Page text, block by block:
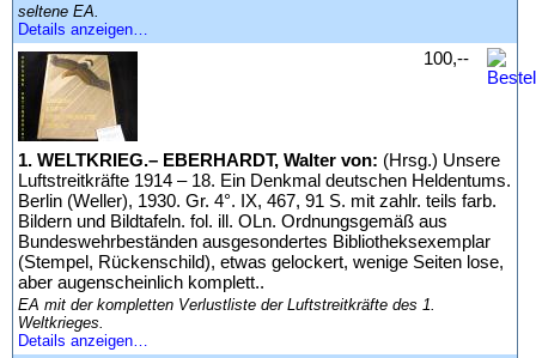
seltene EA.
Details anzeigen…
1. WELTKRIEG.– EBERHARDT, Walter von: (Hrsg.) Unsere
Luftstreitkräfte 1914 – 18. Ein Denkmal deutschen Heldentums.
Berlin (Weller), 1930. Gr. 4°. IX, 467, 91 S. mit zahlr. teils farb.
Bildern und Bildtafeln. fol. ill. OLn. Ordnungsgemäß aus
Bundeswehrbeständen ausgesondertes Bibliotheksexemplar
(Stempel, Rückenschild), etwas gelockert, wenige Seiten lose,
aber augenscheinlich komplett..
EA mit der kompletten Verlustliste der Luftstreitkräfte des 1.
Weltkrieges.
Details anzeigen…
100,--